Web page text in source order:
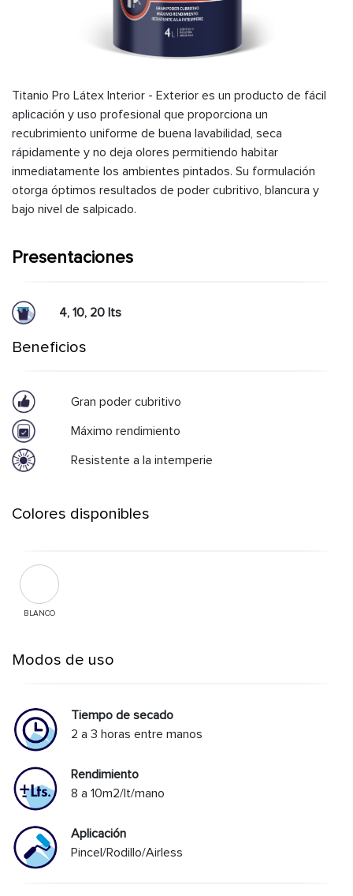
Titanio Pro Látex Interior - Exterior es un producto de fácil
aplicación y uso profesional que proporciona un
recubrimiento uniforme de buena lavabilidad, seca
rápidamente y no deja olores permitiendo habitar
inmediatamente los ambientes pintados. Su formulación
otorga óptimos resultados de poder cubritivo, blancura y
bajo nivel de salpicado.
Presentaciones
4, 10, 20 lts
Beneficios
Gran poder cubritivo
Máximo rendimiento
Resistente a la intemperie
Colores disponibles
BLANCO
Modos de uso
Tiempo de secado
2 a 3 horas entre manos
Rendimiento
8 a 10m2/lt/mano
Aplicación
Pincel/Rodillo/Airless